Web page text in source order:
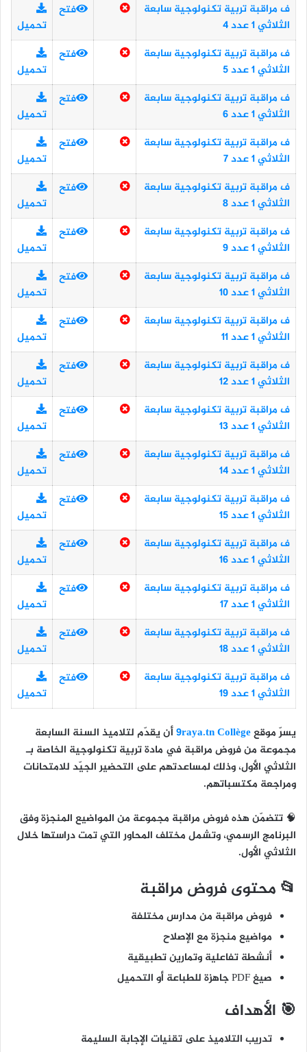
ف مراقبة تربية تكنولوجية سابعة
الثلاثي 1 عدد 4
فتح
تحميل
ف مراقبة تربية تكنولوجية سابعة
الثلاثي 1 عدد 5
فتح
تحميل
ف مراقبة تربية تكنولوجية سابعة
الثلاثي 1 عدد 6
فتح
تحميل
ف مراقبة تربية تكنولوجية سابعة
الثلاثي 1 عدد 7
فتح
تحميل
ف مراقبة تربية تكنولوجية سابعة
الثلاثي 1 عدد 8
فتح
تحميل
ف مراقبة تربية تكنولوجية سابعة
الثلاثي 1 عدد 9
فتح
تحميل
ف مراقبة تربية تكنولوجية سابعة
الثلاثي 1 عدد 10
فتح
تحميل
ف مراقبة تربية تكنولوجية سابعة
الثلاثي 1 عدد 11
فتح
تحميل
ف مراقبة تربية تكنولوجية سابعة
الثلاثي 1 عدد 12
فتح
تحميل
ف مراقبة تربية تكنولوجية سابعة
الثلاثي 1 عدد 13
فتح
تحميل
ف مراقبة تربية تكنولوجية سابعة
الثلاثي 1 عدد 14
فتح
تحميل
ف مراقبة تربية تكنولوجية سابعة
الثلاثي 1 عدد 15
فتح
تحميل
ف مراقبة تربية تكنولوجية سابعة
الثلاثي 1 عدد 16
فتح
تحميل
ف مراقبة تربية تكنولوجية سابعة
الثلاثي 1 عدد 17
فتح
تحميل
ف مراقبة تربية تكنولوجية سابعة
الثلاثي 1 عدد 18
فتح
تحميل
ف مراقبة تربية تكنولوجية سابعة
الثلاثي 1 عدد 19
فتح
تحميل
يسرّ موقع9raya.tn Collègeأن يقدّم لتلاميذ السنة السابعة
مجموعة منفروض مراقبة في مادة تربية تكنولوجية الخاصة بـ
الثلاثي الأول، وذلك لمساعدتهم على التحضير الجيّد للامتحانات
ومراجعة مكتسباتهم.
🧠 تتضمّن هذه فروض مراقبة مجموعة من المواضيع المنجزة وفق
البرنامج الرسمي، وتشمل مختلف المحاور التي تمت دراستها خلال
الثلاثي الأول.
📂 محتوى فروض مراقبة
فروض مراقبة من مدارس مختلفة
مواضيع منجزة مع الإصلاح
أنشطة تفاعلية وتمارين تطبيقية
صيغ PDF جاهزة للطباعة أو التحميل
🎯 الأهداف
تدريب التلاميذ على تقنيات الإجابة السليمة